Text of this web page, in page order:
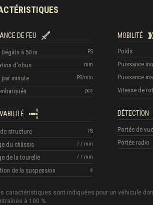
DE FEU
PS
Dégâts à 50 m
mm
d'obus
PS/min
par minute
pcs
MOBILITÉ
Poids
Puissance
Puissance
Vitesse de
PS
structure
/ / mm
du châssis
/ / mm
de la tourelle
s
de la suspension
DÉTECTION
Portée de vue
Portée radio
caractéristiques sont indiquées pour un véhicule
à 100 %.